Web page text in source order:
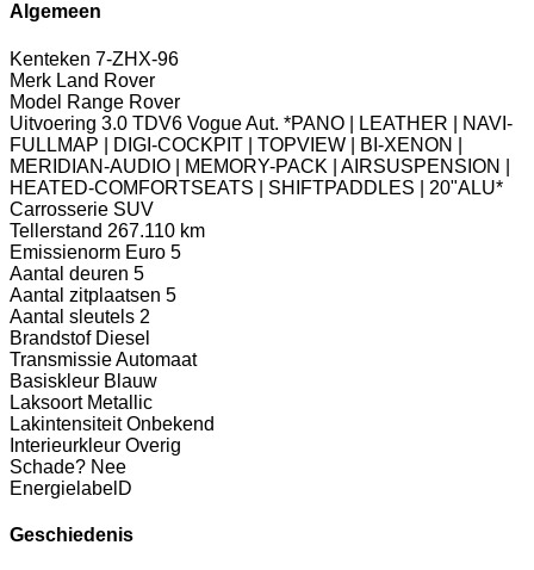
Algemeen
Kenteken 7-ZHX-96
Merk Land Rover
Model Range Rover
Uitvoering 3.0 TDV6 Vogue Aut. *PANO | LEATHER | NAVI-
FULLMAP | DIGI-COCKPIT | TOPVIEW | BI-XENON |
MERIDIAN-AUDIO | MEMORY-PACK | AIRSUSPENSION |
HEATED-COMFORTSEATS | SHIFTPADDLES | 20"ALU*
Carrosserie SUV
Tellerstand 267.110 km
Emissienorm Euro 5
Aantal deuren 5
Aantal zitplaatsen 5
Aantal sleutels 2
Brandstof Diesel
TransmissieAutomaat
Basiskleur Blauw
Laksoort Metallic
Lakintensiteit Onbekend
Interieurkleur Overig
Schade? Nee
Energielabel D
Geschiedenis